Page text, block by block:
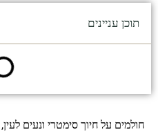
תוכן עניינים
חולמים על חיוך סימטרי ונעים